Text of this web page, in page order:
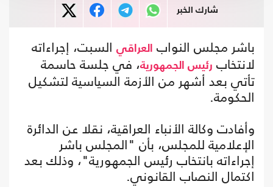
شارك الخبر
باشر مجلس النواب العراقي السبت، إجراءاته
لانتخاب رئيس الجمهورية، في جلسة حاسمة
تأتي بعد أشهر من الأزمة السياسية لتشكيل
الحكومة.
وأفادت وكالة الأنباء العراقية، نقلا عن الدائرة
الإعلامية للمجلس، بأن "المجلس باشر
إجراءاته بانتخاب رئيس الجمهورية"، وذلك بعد
اكتمال النصاب القانوني.